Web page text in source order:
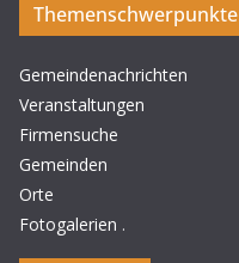
Themenschwerpunkte
Gemeindenachrichten
Veranstaltungen
Firmensuche
Gemeinden
Orte
Fotogalerien .